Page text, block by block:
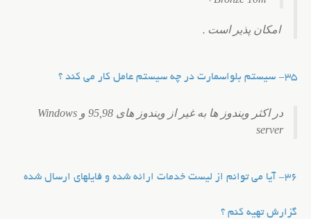
امکان پذیر است .
35- سیستم بلواسمارت در چه سیستم عامل کار می کند ؟
در اکثر ویندوز ها به غیر از ویندوز های 95,98 و Windows
server
36- آیا می توانم از لیست خدمات ارائه شده و فایلهای ارسال شده
گزارش تهیه کنم ؟